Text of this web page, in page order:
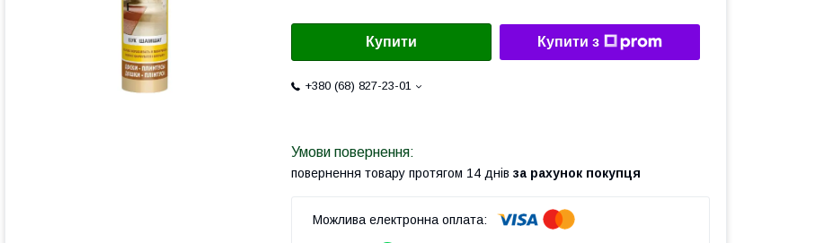
Купити Купити з
+380 (68) 827-23-01
повернення товару протягом 14 днів за рахунок покупця